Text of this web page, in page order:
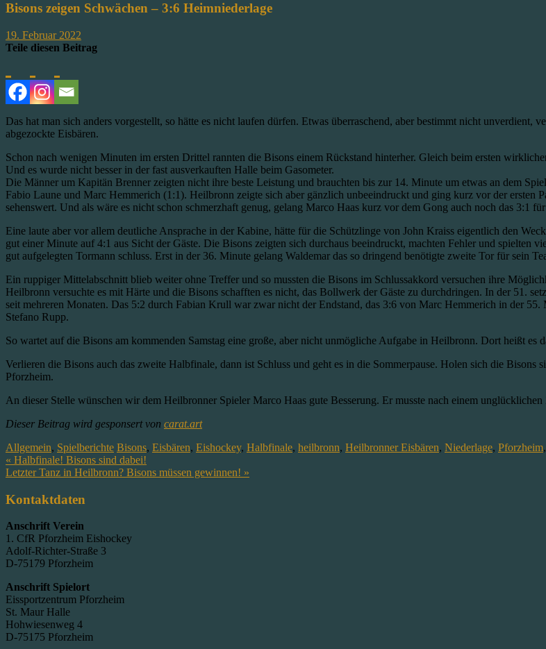
Bisons zeigen Schwächen – 3:6 Heimniederlage
19. Februar 2022
Teile diesen Beitrag
Das hat man sich anders vorgestellt, so hätte es nicht laufen dürfen. Etwas überraschend, aber bestimmt nicht
abgezockte Eisbären.
Schon nach wenigen Minuten im ersten Drittel rannten die Bisons einem Rückstand hinterher. Gleich beim ersten
Und es wurde nicht besser in der fast ausverkauften Halle beim Gasometer.
Die Männer um Kapitän Brenner zeigten nicht ihre beste Leistung und brauchten bis zur 14. Minute um etwas an dem
Fabio Laune und Marc Hemmerich (1:1). Heilbronn zeigte sich aber gänzlich unbeeindruckt und ging kurz vor der ersten
sehenswert. Und als wäre es nicht schon schmerzhaft genug, gelang Marco Haas kurz vor dem Gong auch noch das 3:1
Eine laute aber vor allem deutliche Ansprache in der Kabine, hätte für die Schützlinge von John Kraiss eigentlich den
gut einer Minute auf 4:1 aus Sicht der Gäste. Die Bisons zeigten sich durchaus beeindruckt, machten Fehler und spielten
gut aufgelegten Tormann schluss. Erst in der 36. Minute gelang Waldemar das so dringend benötigte zweite Tor für sein
Ein ruppiger Mittelabschnitt blieb weiter ohne Treffer und so mussten die Bisons im Schlussakkord versuchen ihre
Heilbronn versuchte es mit Härte und die Bisons schafften es nicht, das Bollwerk der Gäste zu durchdringen. In der 51.
seit mehreren Monaten. Das 5:2 durch Fabian Krull war zwar nicht der Endstand, das 3:6 von Marc Hemmerich in der
Stefano Rupp.
So wartet auf die Bisons am kommenden Samstag eine große, aber nicht unmögliche Aufgabe in Heilbronn. Dort heißt es
Verlieren die Bisons auch das zweite Halbfinale, dann ist Schluss und geht es in die Sommerpause. Holen sich die
Pforzheim.
An dieser Stelle wünschen wir dem Heilbronner Spieler Marco Haas gute Besserung. Er musste nach einem
Dieser Beitrag wird gesponsert von carat.art
Allgemein, Spielberichte Bisons, Eisbären, Eishockey, Halbfinale, heilbronn, Heilbronner Eisbären, Niederlage, Pforzheim,
Beitragsnavigation
« Halbfinale! Bisons sind dabei!
Letzter Tanz in Heilbronn? Bisons müssen gewinnen! »
Kontaktdaten
Anschrift Verein
1. CfR Pforzheim Eishockey
Adolf-Richter-Straße 3
D-75179 Pforzheim
Anschrift Spielort
Eissportzentrum Pforzheim
St. Maur Halle
Hohwiesenweg 4
D-75175 Pforzheim